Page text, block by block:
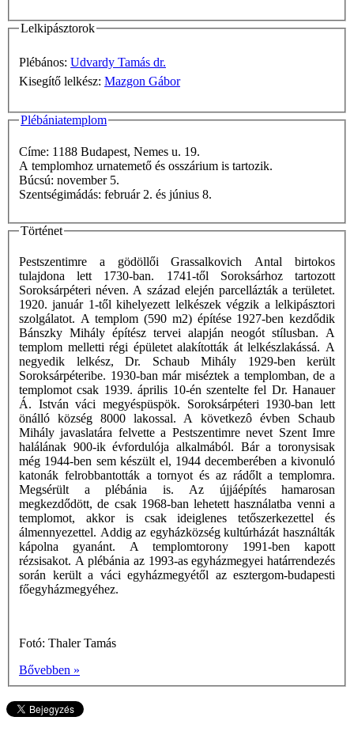
Lelkipásztorok
Plébános: Udvardy Tamás dr.
Kisegítő lelkész: Mazgon Gábor
Plébániatemplom
Címe: 1188 Budapest, Nemes u. 19.
A templomhoz urnatemető és osszárium is tartozik.
Búcsú: november 5.
Szentségimádás: február 2. és június 8.
Történet
Pestszentimre a gödöllői Grassalkovich Antal birtokos
tulajdona lett 1730-ban. 1741-től Soroksárhoz tartozott
Soroksárpéteri néven. A század elején parcellázták a területet.
1920. január 1-től kihelyezett lelkészek végzik a lelkipásztori
szolgálatot. A templom (590 m2) építése 1927-ben kezdődik
Bánszky Mihály építész tervei alapján neogót stílusban. A
templom melletti régi épületet alakították át lelkészlakássá. A
negyedik lelkész, Dr. Schaub Mihály 1929-ben került
Soroksárpéteribe. 1930-ban már miséztek a templomban, de a
templomot csak 1939. április 10-én szentelte fel Dr. Hanauer
Á. István váci megyéspüspök. Soroksárpéteri 1930-ban lett
önálló község 8000 lakossal. A következô évben Schaub
Mihály javaslatára felvette a Pestszentimre nevet Szent Imre
halálának 900-ik évfordulója alkalmából. Bár a toronysisak
még 1944-ben sem készült el, 1944 decemberében a kivonuló
katonák felrobbantották a tornyot és az rádőlt a templomra.
Megsérült a plébánia is. Az újjáépítés hamarosan
megkezdődött, de csak 1968-ban lehetett használatba venni a
templomot, akkor is csak ideiglenes tetőszerkezettel és
álmennyezettel. Addig az egyházközség kultúrházát használták
kápolna gyanánt. A templomtorony 1991-ben kapott
rézsisakot. A plébánia az 1993-as egyházmegyei határrendezés
során került a váci egyházmegyétől az esztergom-budapesti
főegyházmegyéhez.
Fotó: Thaler Tamás
Bővebben »